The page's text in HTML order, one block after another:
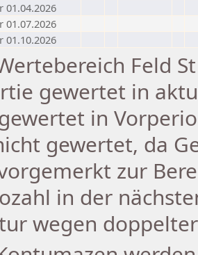
01.04.2026
01.07.2026
01.10.2026
Feld
gewertet in
in
gewertet, da
zur
in der
wegen